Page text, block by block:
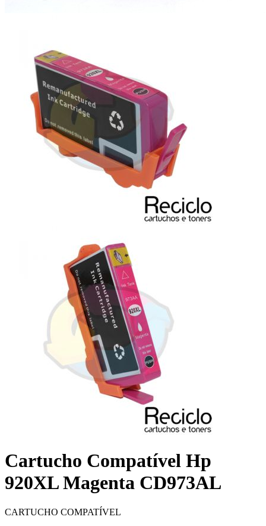
Cartucho Compatível Hp
920XL Magenta CD973AL
CARTUCHO COMPATÍVEL